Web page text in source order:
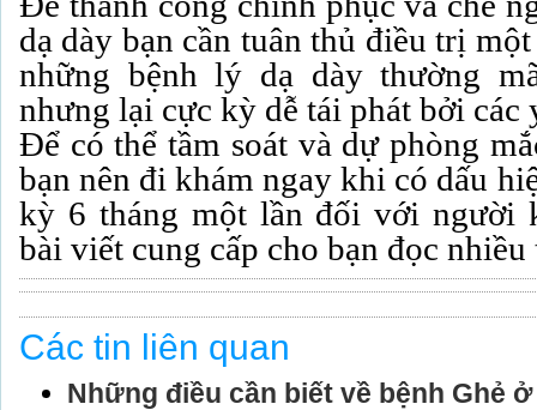
dạ dày bạn cần tuân thủ điều trị
những bệnh lý dạ dày thường
nhưng lại cực kỳ dễ tái phát bởi
Để có thể tầm soát và dự phòng
bạn nên đi khám ngay khi có dấu
kỳ 6 tháng một lần đối với người
bài viết cung cấp cho bạn đọc
Các tin liên quan
Những điều cần biết về bệnh Ghẻ